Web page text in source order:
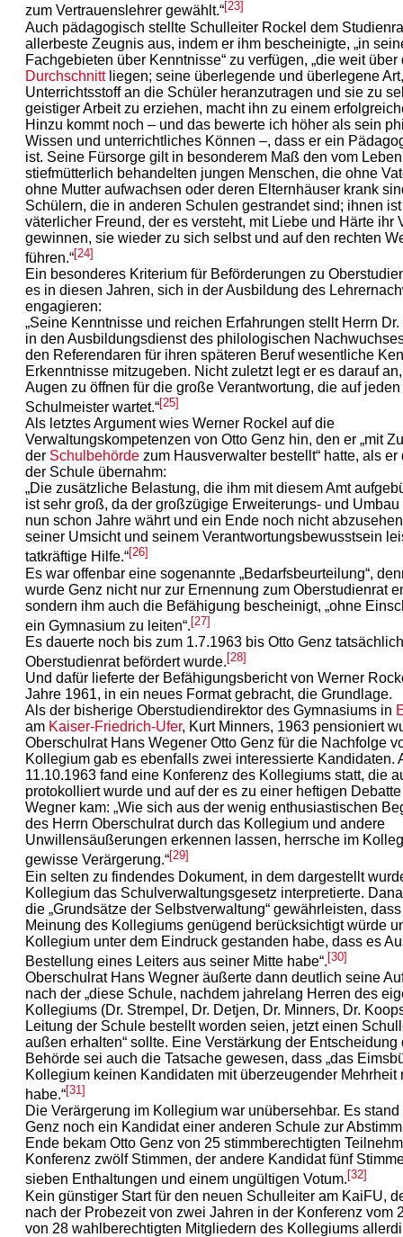
zum Vertrauenslehrer gewählt.“[23]
Auch pädagogisch stellte Schulleiter Rockel dem
allerbeste Zeugnis aus, indem er ihm bescheinigte, „in
Fachgebieten über Kenntnisse“ zu verfügen, „die weit über
Durchschnittliegen; seine überlegende und überlegene
Unterrichtsstoff an die Schüler heranzutragen und sie zu
geistiger Arbeit zu erziehen, macht ihn zu einem
Hinzu kommt noch – und das bewerte ich höher als sein
Wissen und unterrichtliches Können –, dass er ein
ist. Seine Fürsorge gilt in besonderem Maß den vom Leben
stiefmütterlich behandelten jungen Menschen, die ohne
ohne Mutter aufwachsen oder deren Elternhäuser krank
Schülern, die in anderen Schulen gestrandet sind; ihnen
väterlicher Freund, der es versteht, mit Liebe und Härte ihr
gewinnen, sie wieder zu sich selbst und auf den rechten
führen.“[24]
Ein besonderes Kriterium für Beförderungen zu
es in diesen Jahren, sich in der Ausbildung des
engagieren:
„Seine Kenntnisse und reichen Erfahrungen stellt Herrn
in den Ausbildungsdienst des philologischen
den Referendaren für ihren späteren Beruf wesentliche
Erkenntnisse mitzugeben. Nicht zuletzt legt er es darauf
Augen zu öffnen für die große Verantwortung, die auf jeden
Schulmeister wartet.“[25]
Als letztes Argument wies Werner Rockel auf die
Verwaltungskompetenzen von Otto Genz hin, den er „mit
der Schulbehörde zum Hausverwalter bestellt“ hatte, als er
der Schule übernahm:
„Die zusätzliche Belastung, die ihm mit diesem Amt
ist sehr groß, da der großzügige Erweiterungs- und
nun schon Jahre währt und ein Ende noch nicht
seiner Umsicht und seinem Verantwortungsbewusstsein
tatkräftige Hilfe.“[26]
Es war offenbar eine sogenannte „Bedarfsbeurteilung“,
wurde Genz nicht nur zur Ernennung zum Oberstudienrat
sondern ihm auch die Befähigung bescheinigt, „ohne
ein Gymnasium zu leiten“.[27]
Es dauerte noch bis zum 1.7.1963 bis Otto Genz
Oberstudienrat befördert wurde. [28]
Und dafür lieferte der Befähigungsbericht von Werner
Jahre 1961, in ein neues Format gebracht, die Grundlage.
Als der bisherige Oberstudiendirektor des Gymnasiums in
am Kaiser-Friedrich-Ufer, Kurt Minners, 1963 pensioniert
Oberschulrat Hans Wegener Otto Genz für die Nachfolge
Kollegium gab es ebenfalls zwei interessierte Kandidaten.
11.10.1963 fand eine Konferenz des Kollegiums statt, die
protokolliert wurde und auf der es zu einer heftigen
Wegner kam: „Wie sich aus der wenig enthusiastischen
des Herrn Oberschulrat durch das Kollegium und andere
Unwillensäußerungen erkennen lassen, herrsche im
gewisse Verärgerung.“[29]
Ein selten zu findendes Dokument, in dem dargestellt
Kollegium das Schulverwaltungsgesetz interpretierte.
die „Grundsätze der Selbstverwaltung“ gewährleisten, dass
Meinung des Kollegiums genügend berücksichtigt würde
Kollegium unter dem Eindruck gestanden habe, dass es
Bestellung eines Leiters aus seiner Mitte habe“.[30]
Oberschulrat Hans Wegner äußerte dann deutlich seine
nach der „diese Schule, nachdem jahrelang Herren des
Kollegiums (Dr. Strempel, Dr. Detjen, Dr. Minners, Dr.
Leitung der Schule bestellt worden seien, jetzt einen
außen erhalten“ sollte. Eine Verstärkung der Entscheidung
Behörde sei auch die Tatsache gewesen, dass „das
Kollegium keinen Kandidaten mit überzeugender Mehrheit
habe.“[31]
Die Verärgerung im Kollegium war unübersehbar. Es stand
Genz noch ein Kandidat einer anderen Schule zur
Ende bekam Otto Genz von 25 stimmberechtigten
Konferenz zwölf Stimmen, der andere Kandidat fünf
sieben Enthaltungen und einem ungültigen Votum. [32]
Kein günstiger Start für den neuen Schulleiter am KaiFU,
nach der Probezeit von zwei Jahren in der Konferenz vom
von 28 wahlberechtigten Mitgliedern des Kollegiums